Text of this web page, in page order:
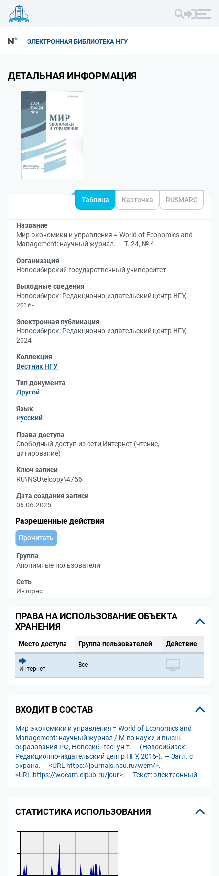
ЭЛЕКТРОННАЯ БИБЛИОТЕКА НГУ
ДЕТАЛЬНАЯ ИНФОРМАЦИЯ
Таблица Карточка RUSMARC
Название
Мир экономики и управления = World of Economics and
Management: научный журнал. — Т. 24, № 4
Организация
Новосибирский государственный университет
Выходные сведения
Новосибирск: Редакционно-издательский центр НГУ,
2016-
Электронная публикация
Новосибирск: Редакционно-издательский центр НГУ,
2024
Коллекция
Вестник НГУ
Тип документа
Другой
Язык
Русский
Права доступа
Свободный доступ из сети Интернет (чтение,
цитирование)
Ключ записи
RU\NSU\elcopy\4756
Дата создания записи
06.06.2025
Разрешенные действия
Прочитать
Группа
Анонимные пользователи
Сеть
Интернет
ПРАВА НА ИСПОЛЬЗОВАНИЕ ОБЪЕКТА
ХРАНЕНИЯ
Место доступа Группа пользователей Действие
Интернет
Все
ВХОДИТ В СОСТАВ
Мир экономики и управления = World of Economics and
Management: научный журнал / М-во науки и высш.
образования РФ, Новосиб. гос. ун-т. — (Новосибирск:
Редакционно-издательский центр НГУ, 2016-). — Загл. с
экрана. — <URL:https://journals.nsu.ru/wem/>. —
<URL:https://woeam.elpub.ru/jour>. — Текст: электронный
СТАТИСТИКА ИСПОЛЬЗОВАНИЯ